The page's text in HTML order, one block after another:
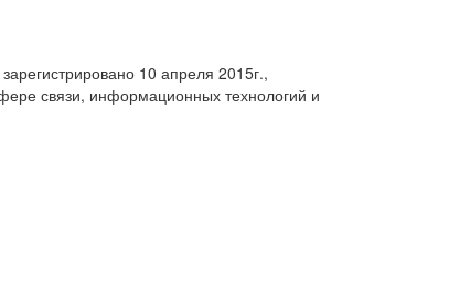
10 апреля 2015г.,
связи, информационных технологий и